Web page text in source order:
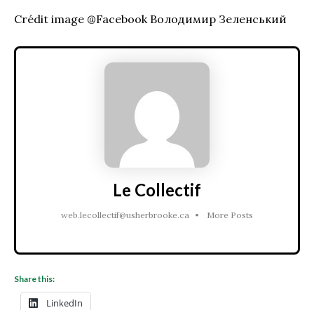
Crédit image @Facebook Володимир Зеленський
Le Collectif
web.lecollectif@usherbrooke.ca • More Posts
Share this:
LinkedIn